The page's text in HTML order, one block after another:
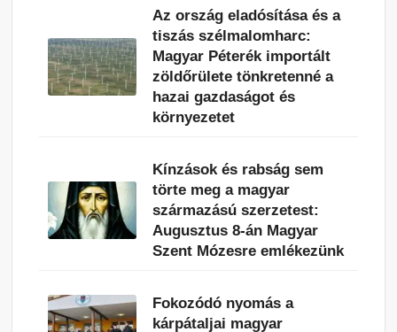
Az ország eladósítása és a
tiszás szélmalomharc:
Magyar Péterék importált
zöldőrülete tönkretenné a
hazai gazdaságot és
környezetet
Kínzások és rabság sem
törte meg a magyar
származású szerzetest:
Augusztus 8-án Magyar
Szent Mózesre emlékezünk
Fokozódó nyomás a
kárpátaljai magyar